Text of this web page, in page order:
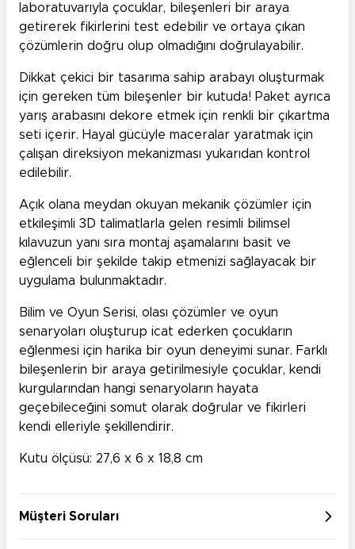
laboratuvarıyla çocuklar, bileşenleri bir araya
getirerek fikirlerini test edebilir ve ortaya çıkan
çözümlerin doğru olup olmadığını doğrulayabilir.
Dikkat çekici bir tasarıma sahip arabayı oluşturmak
için gereken tüm bileşenler bir kutuda! Paket ayrıca
yarış arabasını dekore etmek için renkli bir çıkartma
seti içerir. Hayal gücüyle maceralar yaratmak için
çalışan direksiyon mekanizması yukarıdan kontrol
edilebilir.
Açık olana meydan okuyan mekanik çözümler için
etkileşimli 3D talimatlarla gelen resimli bilimsel
kılavuzun yanı sıra montaj aşamalarını basit ve
eğlenceli bir şekilde takip etmenizi sağlayacak bir
uygulama bulunmaktadır.
Bilim ve Oyun Serisi, olası çözümler ve oyun
senaryoları oluşturup icat ederken çocukların
eğlenmesi için harika bir oyun deneyimi sunar. Farklı
bileşenlerin bir araya getirilmesiyle çocuklar, kendi
kurgularından hangi senaryoların hayata
geçebileceğini somut olarak doğrular ve fikirleri
kendi elleriyle şekillendirir.
Kutu ölçüsü: 27,6 x 6 x 18,8 cm
Müşteri Soruları